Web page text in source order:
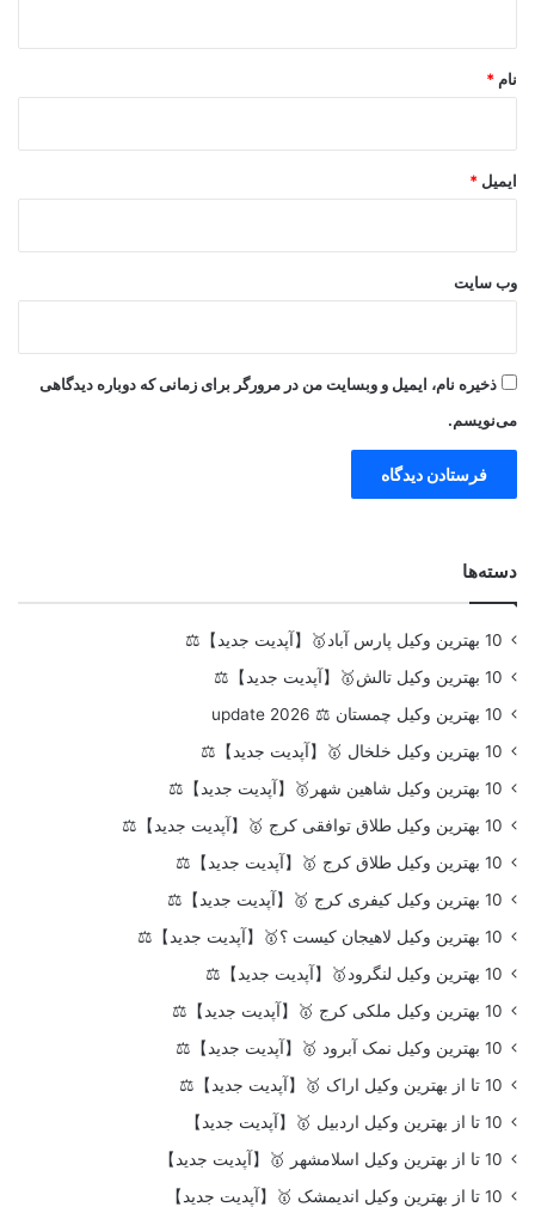
نام *
ایمیل *
وب‌ سایت
ذخیره نام، ایمیل و وبسایت من در مرورگر برای زمانی که دوباره دیدگاهی
می‌نویسم.
دسته‌ها
10 بهترین وکیل پارس آباد🥇【آپدیت جدید】⚖️
10 بهترین وکیل تالش🥇【آپدیت جدید】⚖️
10 بهترین وکیل چمستان ⚖️ update 2026
10 بهترین وکیل خلخال 🥇【آپدیت جدید】⚖️
10 بهترین وکیل شاهین شهر🥇【آپدیت جدید】⚖️
10 بهترین وکیل طلاق توافقی کرج 🥇【آپدیت جدید】⚖️
10 بهترین وکیل طلاق کرج 🥇【آپدیت جدید】⚖️
10 بهترین وکیل کیفری کرج 🥇【آپدیت جدید】⚖️
10 بهترین وکیل لاهیجان کیست ؟🥇【آپدیت جدید】⚖️
10 بهترین وکیل لنگرود🥇【آپدیت جدید】⚖️
10 بهترین وکیل ملکی کرج 🥇【آپدیت جدید】⚖️
10 بهترین وکیل نمک آبرود 🥇【آپدیت جدید】⚖️
10 تا از بهترین وکیل اراک 🥇【آپدیت جدید】⚖️
10 تا از بهترین وکیل اردبیل 🥇【آپدیت جدید】
10 تا از بهترین وکیل اسلامشهر 🥇【آپدیت جدید】
10 تا از بهترین وکیل اندیمشک 🥇【آپدیت جدید】